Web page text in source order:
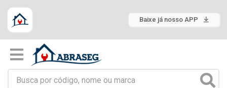
Baixe já nosso APP